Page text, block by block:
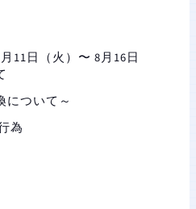
11日（火）〜 8月16日
について～
為